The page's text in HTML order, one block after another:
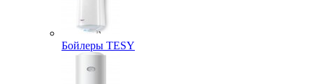
Бойлеры TESY